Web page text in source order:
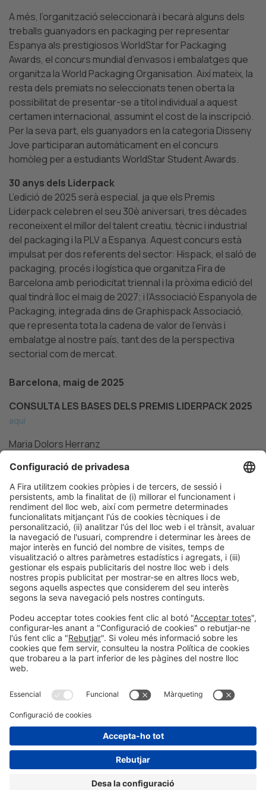
A més, l’organització seleccionarà i becarà alguns dels
treballs guanyadors en packaging per representar
Espanya als prestigiosos WorldStar for Packaging
Awards, el concurs mundial d’envasos i embalatges que
organitza la World Packaging Organisation.Així mateix, la
resta dels premiats no seleccionats tenen oberta la
possibilitat de presentar-se a títol individual a aquest
certamen internacional, assumint el cost de la inscripció.
Per la seva part, els guanyadors en la categoria Disseny
Jove participaran automàticament en el concurs
homòleg per a estudiants WorldStar Student Awards.
30 anys dels Liderpack
L’edició de 2025 serà especial, ja que els Premis
Liderpack celebren el seu 30è aniversari, tres dècades
reconeixent el millor del talent creatiu, tècnic i industrial
del packaging i la PLV a Espanya. Aquest concurs està
impulsat per dos referents del sector: Hispack, el saló de
packaging, procés i logística que organitza Fira de
Barcelona amb periodicitat triennal i la pròxima edició del
qual tindrà lloc el maig de 2027; i l’Associació Espanyola de
Packaging, integrada dins de Graphispack Associació,
que representa tota la cadena de valor de l’envàs i
embalatge al nostre país, tant des de la perspectiva
sectorial com de mercat.
Barcelona, maig de 2025
CONSULTA LES BASES DELS PREMIS LIDERPACK 2025
aquí
Maria Dolors Herranz
mdherranz@firabarcelona.com
Informació generalAvís legalPolítica de privacitat
Política de cookiesPrevenció de frau
#hispackbcn